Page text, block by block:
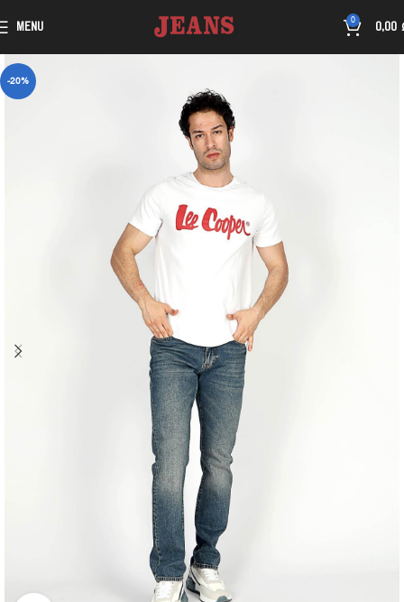
MENU
0
0,00
-20%